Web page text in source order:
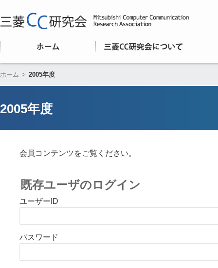
ホーム > 2005年度
2005年度
会員コンテンツをご覧ください。
既存ユーザのログイン
ユーザーID
パスワード